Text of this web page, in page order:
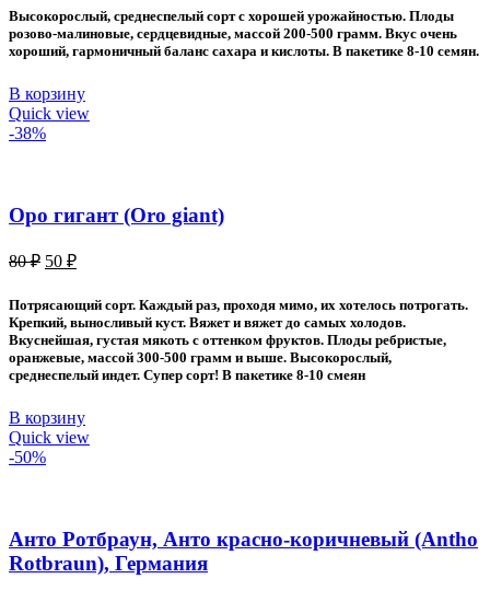
составляла
70 ₽.
40 ₽.
Высокорослый, среднеспелый сорт с хорошей урожайностью. Плоды
розово-малиновые, сердцевидные, массой 200-500 грамм. Вкус очень
хороший, гармоничный баланс сахара и кислоты. В пакетике 8-10 семян.
В корзину
Quick view
-38%
Оро гигант (Oro giant)
80₽ Первоначальная
составляла
80 ₽.
50 ₽Текущая
50 ₽.
Потрясающий сорт. Каждый раз, проходя мимо, их хотелось потрогать.
Крепкий, выносливый куст. Вяжет и вяжет до самых холодов.
Вкуснейшая, густая мякоть с оттенком фруктов. Плоды ребристые,
оранжевые, массой 300-500 грамм и выше. Высокорослый,
среднеспелый индет. Супер сорт! В пакетике 8-10 смеян
В корзину
Quick view
-50%
Анто Ротбраун, Анто красно-коричневый (Antho
Rotbraun), Германия